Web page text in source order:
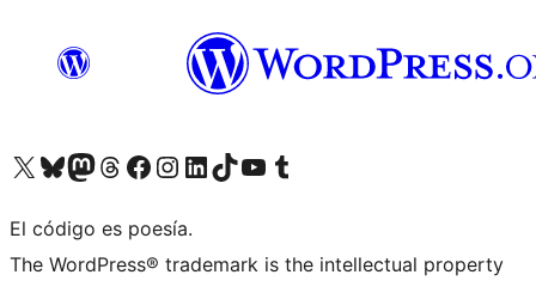
Visitá nuestra cuenta de X (anteriormente Twitter)
Visitá nuestra cuenta de Bluesky
Visitá nuestra cuenta de Mastodon
Visitá nuestra cuenta de Threads
Visitá nuestra página de Facebook
Visitá nuestra cuenta de Instagram
Visitá nuestra cuenta de LinkedIn
Visitá nuestra cuenta de TikTok
Visitá nuestro canal de YouTube
Visitá nuestra cuenta de Tumblr
El código es poesía.
The WordPress® trademark is the intellectual property